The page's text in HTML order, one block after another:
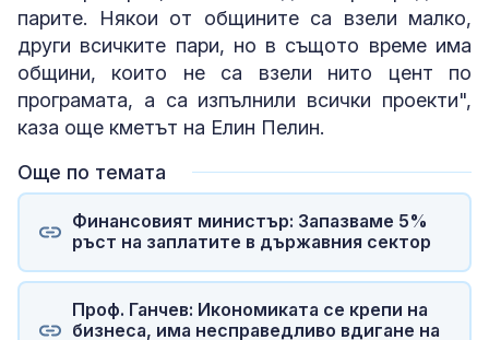
парите. Някои от общините са взели малко,
други всичките пари, но в същото време има
общини, които не са взели нито цент по
програмата, а са изпълнили всички проекти",
каза още кметът на Елин Пелин.
Още по темата
Финансовият министър: Запазваме 5%
ръст на заплатите в държавния сектор
Проф. Ганчев: Икономиката се крепи на
бизнеса, има несправедливо вдигане на